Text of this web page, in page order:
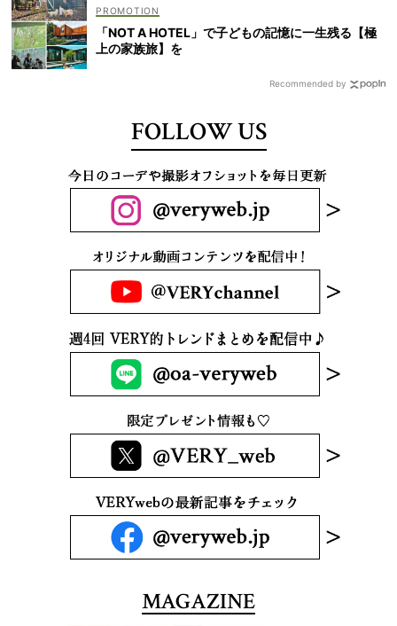
「NOT A HOTEL」で子どもの記憶に一生残る【極
上の家族旅】を
Recommended by
FOLLOW US
MAGAZINE